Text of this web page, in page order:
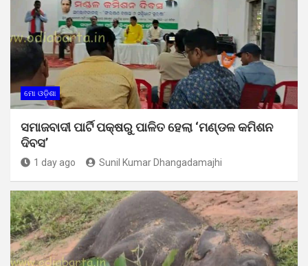
ମୋ ଓଡ଼ିଶା
ସମାଜବାଦୀ ପାର୍ଟି ପକ୍ଷରୁ ପାଳିତ ହେଲା ‘ମଣ୍ଡଳ କମିଶନ
ଦିବସ’
1 day ago Sunil Kumar Dhangadamajhi